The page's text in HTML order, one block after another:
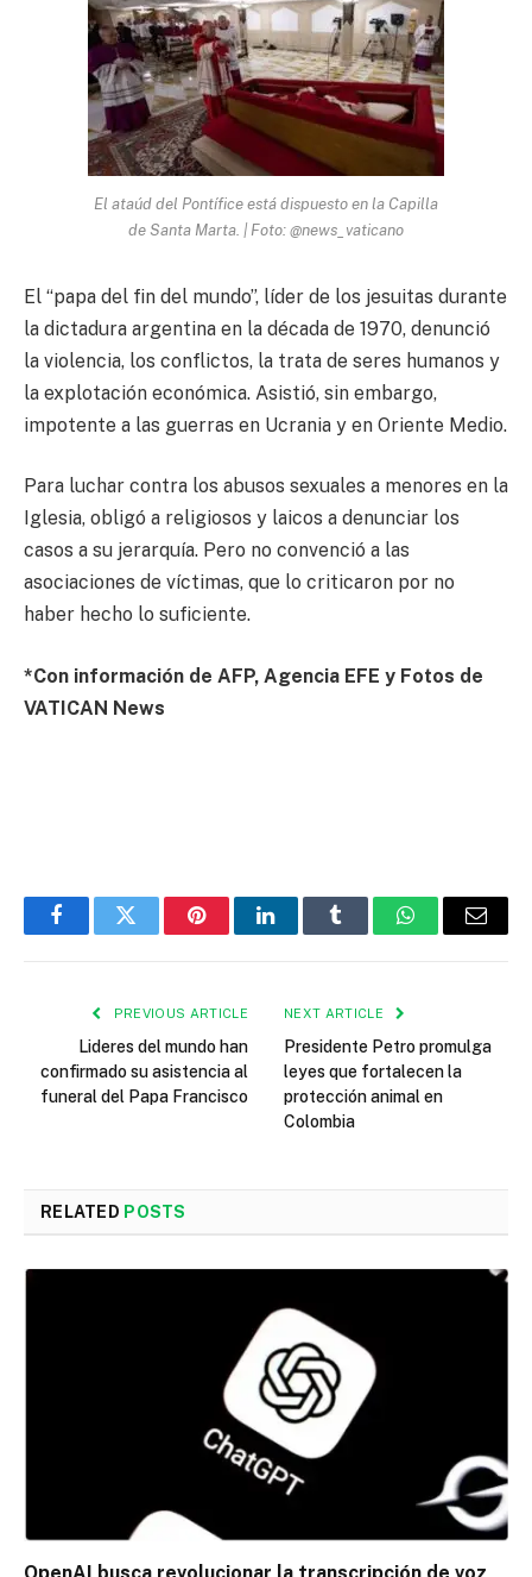
El ataúd del Pontífice está dispuesto en la Capilla
de Santa Marta. | Foto: @news_vaticano
El “papa del fin del mundo”, líder de los jesuitas durante
la dictadura argentina en la década de 1970, denunció
la violencia, los conflictos, la trata de seres humanos y
la explotación económica. Asistió, sin embargo,
impotente a las guerras en Ucrania y en Oriente Medio.
Para luchar contra los abusos sexuales a menores en la
Iglesia, obligó a religiosos y laicos a denunciar los
casos a su jerarquía. Pero no convenció a las
asociaciones de víctimas, que lo criticaron por no
haber hecho lo suficiente.
*Con información de AFP, Agencia EFE y Fotos de
VATICAN News
FacebookTwitter PinterestLinkedInTumblr WhatsAppEmail
PREVIOUS ARTICLE
Lideres del mundo han
confirmado su asistencia al
funeral del Papa Francisco
NEXT ARTICLE
Presidente Petro promulga
leyes que fortalecen la
protección animal en
Colombia
RELATED POSTS